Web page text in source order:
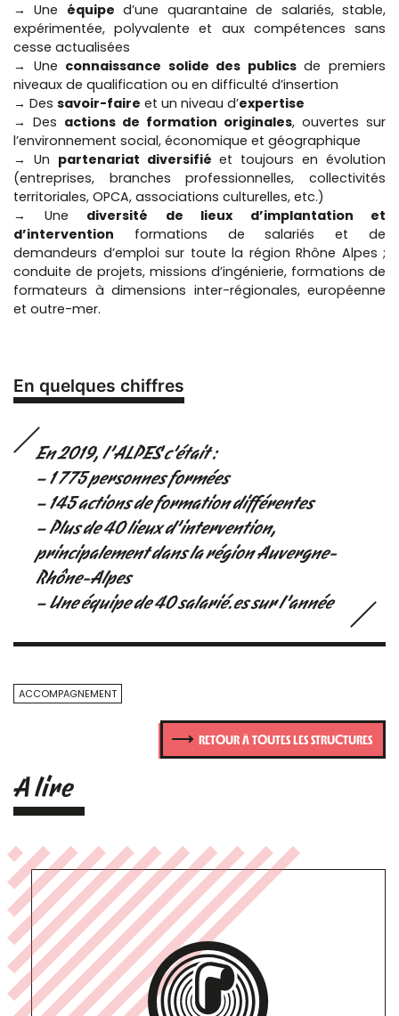
→ Une équipe d’une quarantaine de salariés, stable,
expérimentée, polyvalente et aux compétences sans
cesse actualisées
→ Une connaissance solide des publicsde premiers
niveaux de qualification ou en difficulté d’insertion
→ Des savoir-faire et un niveau d’expertise
→ Des actions de formation originales, ouvertes sur
l’environnement social, économique et géographique
→ Un partenariat diversifié et toujours en évolution
(entreprises, branches professionnelles, collectivités
territoriales, OPCA, associations culturelles, etc.)
→ Une diversité de lieux d’implantation et
d’intervention formations de salariés et de
demandeurs d’emploi sur toute la région Rhône Alpes ;
conduite de projets, missions d’ingénierie, formations de
formateurs à dimensions inter-régionales, européenne
et outre-mer.
En quelques chiffres
En 2019, l’ALPES c’était :
– 1 775 personnes formées
– 145 actions de formation différentes
– Plus de 40 lieux d’intervention,
principalement dans la région Auvergne-
Rhône-Alpes
– Une équipe de 40 salarié.es sur l’année
ACCOMPAGNEMENT
RETOUR À TOUTES LES STRUCTURES
A lire